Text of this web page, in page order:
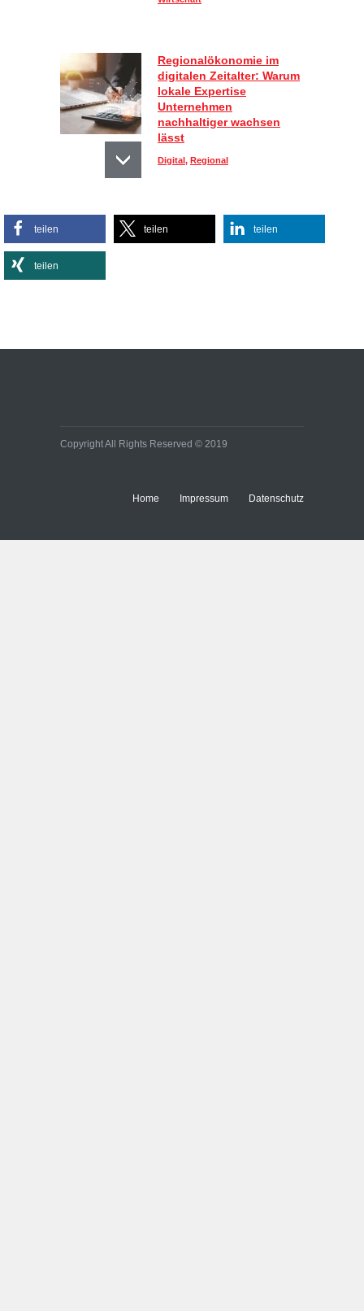
Regionalökonomie im
digitalen Zeitalter: Warum
lokale Expertise
Unternehmen
nachhaltiger wachsen
lässt
Digital, Regional
Sportlich, aber stylisch:
So kombinieren Sie
Effiziente
teilen teilen teilen
teilen
Copyright All Rights Reserved © 2019
Home Impressum Datenschutz